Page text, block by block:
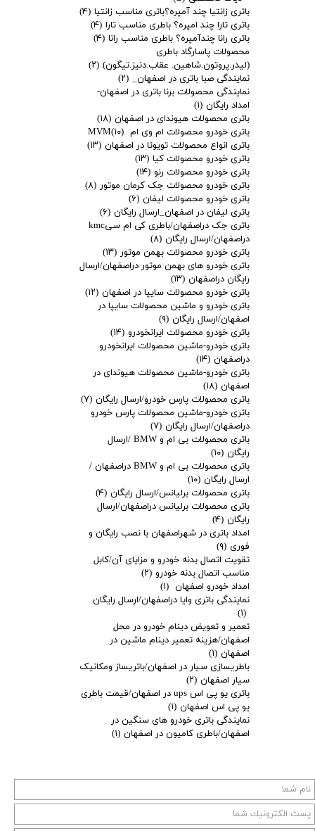
باتری زانتیا چند آمپره؟باتری مناسب زانتیا (۴)
باتری تارا چند امپره؟ باطری مناسب تارا (۴)
باتری رانا چندآمپره؟ باطری مناسب رانا (۴)
محصولات پاسارگاد باطری
(لیدر.پروتون.شاهین. عقاب.دنیز.تیگون) (۲)
نمایندگی صبا باتری در اصفهان_ (۲)
نمایندگی محصولات برنا باتری در اصفهان-
امداد رایگان (۱)
باتری محصولات هیوندای در اصفهان (۱۸)
باتری خودرو محصولات ام وی ام MVM (۱۰)
باتری انواع محصولات تویوتا در اصفهان (۱۳)
باتری خودرو محصولات کیا (۱۳)
باتری خودرو محصولات رنو (۱۴)
باتری خودرو محصولات جک کرمان موتور (۸)
باتری خودرو محصولات لیفان (۶)
باتری لیفان در اصفهان_ارسال رایگان (۶)
باتری جک دراصفهان/باطری کی ام سیkmc
دراصفهان/ارسال رایگان (۸)
باتری خودرو محصولات بهمن موتور (۱۳)
باتری خودرو های بهمن موتور دراصفهان/ارسال
رایگان دراصفهان (۱۳)
باتری خودرو محصولات سایپا در اصفهان (۱۲)
باتری خودرو و ماشین محصولات سایپا در
اصفهان/ارسال رایگان (۹)
باتری خودرو محصولات ایرانخودرو (۱۴)
باتری خودرو-ماشین محصولات ایرانخودرو
دراصفهان (۱۴)
باتری خودرو-ماشین محصولات هیوندای در
اصفهان (۱۸)
باتری محصولات پارس خودرو/ارسال رایگان (۷)
باتری خودرو-ماشین محصولات پارس خودرو
دراصفهان/ارسال رایگان (۷)
باتری محصولات بی ام و BMW /ارسال
رایگان (۱۰)
باتری محصولات بی ام و BMW دراصفهان /
ارسال رایگان (۱۰)
باتری محصولات برلیانس/ارسال رایگان (۴)
باتری محصولات برلیانس دراصفهان/ارسال
رایگان (۴)
امداد باتری در شهراصفهان با نصب رایگان و
فوری (۹)
تقویت اتصال بدنه خودرو و مزایای آن/کابل
مناسب اتصال بدنه خودرو (۲)
امداد خودرو اصفهان (۱)
نمایندگی باتری وایا دراصفهان/ارسال رایگان
(۱)
تعمیر و تعویض دینام خودرو در محل
اصفهان/هزینه تعمیر دینام ماشین در
اصفهان (۱)
باطریسازی سیار در اصفهان/باتریساز ومکانیک
سیار اصفهان (۲)
باتری یو پی اس ups در اصفهان/قیمت باطری
یو پی اس اصفهان (۱)
نمایندگی باتری خودرو های سنگین در
اصفهان/باطری کامیون در اصفهان (۱)